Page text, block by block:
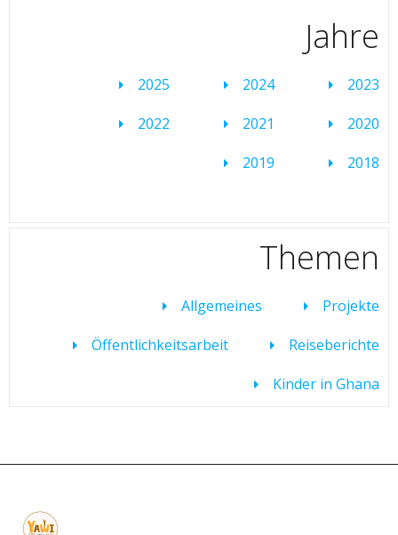
Jahre
2025 2024
2023
2022
2021
2020
2019
2018
Themen
Allgemeines
Projekte
Öffentlichkeitsarbeit
Reiseberichte
Kinder in Ghana